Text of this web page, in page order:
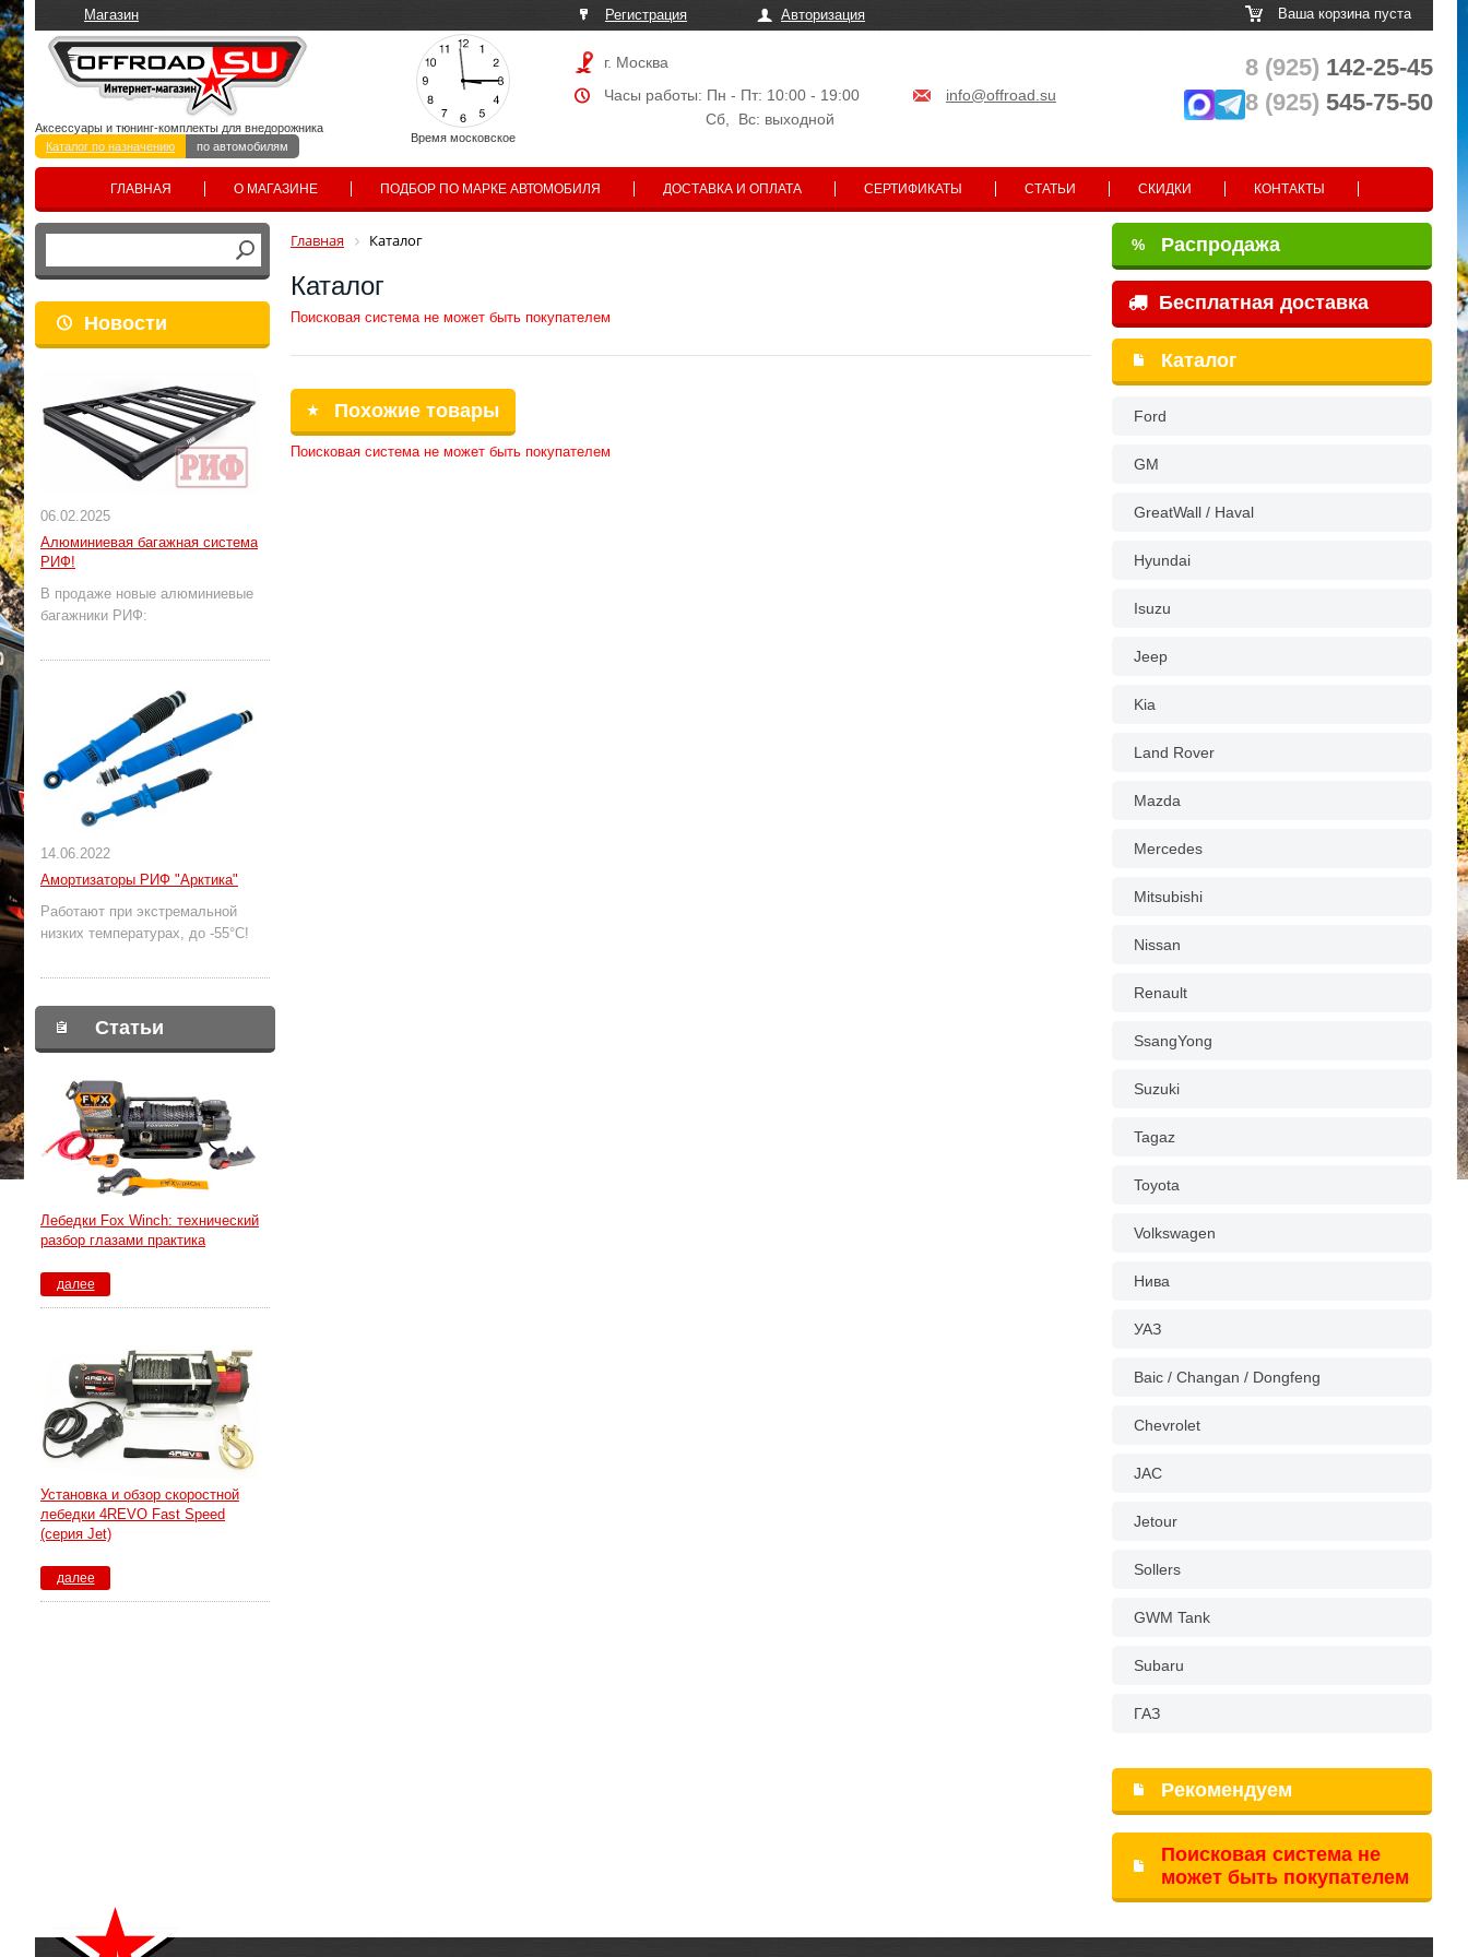
Магазин Регистрация Авторизация Ваша корзина пуста
Время московское
Аксессуары и тюнинг-комплекты для внедорожника
Каталог по назначению
по автомобилям
г. Москва
Часы работы: Пн - Пт: 10:00 - 19:00
info@offroad.su
Сб, Вс: выходной
8 (925) 142-25-45
8 (925) 545-75-50
ГЛАВНАЯ О МАГАЗИНЕ ПОДБОР ПО МАРКЕ АВТОМОБИЛЯ ДОСТАВКА И ОПЛАТА СЕРТИФИКАТЫ СТАТЬИ СКИДКИ КОНТАКТЫ
Новости
06.02.2025
Алюминиевая багажная система
РИФ!
В продаже новые алюминиевые
багажники РИФ:
14.06.2022
Амортизаторы РИФ "Арктика"
Работают при экстремальной
низких температурах, до -55°С!
Статьи
Лебедки Fox Winch: технический
разбор глазами практика
далее
Установка и обзор скоростной
лебедки 4REVO Fast Speed
(серия Jet)
далее
Главная Каталог
Каталог
Поисковая система не может быть покупателем
Похожие товары
Поисковая система не может быть покупателем
% Распродажа
Бесплатная доставка
Каталог
Ford
GM
GreatWall / Haval
Hyundai
Isuzu
Jeep
Kia
Land Rover
Mazda
Mercedes
Mitsubishi
Nissan
Renault
SsangYong
Suzuki
Tagaz
Toyota
Volkswagen
Нива
УАЗ
Baic / Changan / Dongfeng
Chevrolet
JAC
Jetour
Sollers
GWM Tank
Subaru
ГАЗ
Рекомендуем
Поисковая система не
может быть покупателем